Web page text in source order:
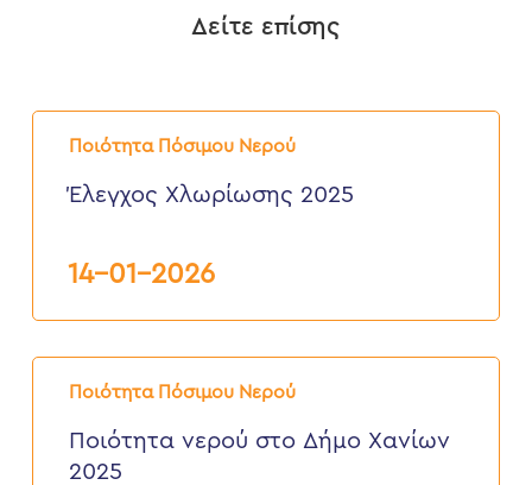
Δείτε επίσης
Ποιότητα Πόσιμου Νερού
Έλεγχος
Χλωρίωσης
Έλεγχος Χλωρίωσης 2025
14-01-2026
Ποιότητα Πόσιμου Νερού
Ποιότητα
νερού
Δήμο
Χανίων
2025
Ποιότητα νερού στο Δήμο Χανίων
2025